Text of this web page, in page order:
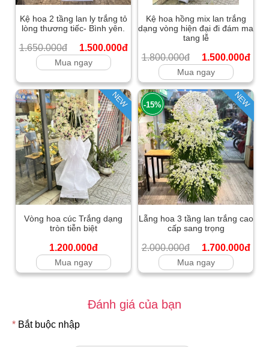
Kệ hoa 2 tầng lan ly trắng tỏ
lòng thương tiếc- Bình yên.
1.650.000đ 1.500.000đ
Mua ngay
Kệ hoa hồng mix lan trắng
dạng vòng hiện đại đi đám ma
tang lễ
1.800.000đ 1.500.000đ
Mua ngay
NEW
Vòng hoa cúc Trắng dạng
tròn tiễn biệt
1.200.000đ
Mua ngay
NEW
-15%
Lẵng hoa 3 tầng lan trắng cao
cấp sang trọng
2.000.000đ 1.700.000đ
Mua ngay
Đánh giá của bạn
* Bắt buộc nhập